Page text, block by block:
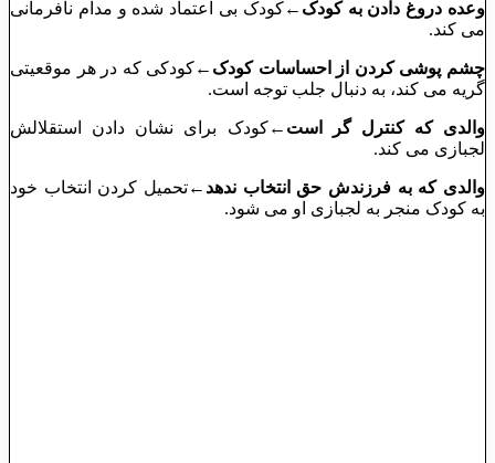
وعده دروغ دادن به کودک ←کودک بی اعتماد شده و مدام نافرمانی
می کند.
چشم پوشی کردن از احساسات کودک ←کودکی که در هر موقعیتی
گریه می کند، به دنبال جلب توجه است.
والدی که کنترل گر است ←کودک برای نشان دادن استقلالش
لجبازی می کند.
والدی که به فرزندش حق انتخاب ندهد ←تحمیل کردن انتخاب خود
به کودک منجر به لجبازی او می شود.